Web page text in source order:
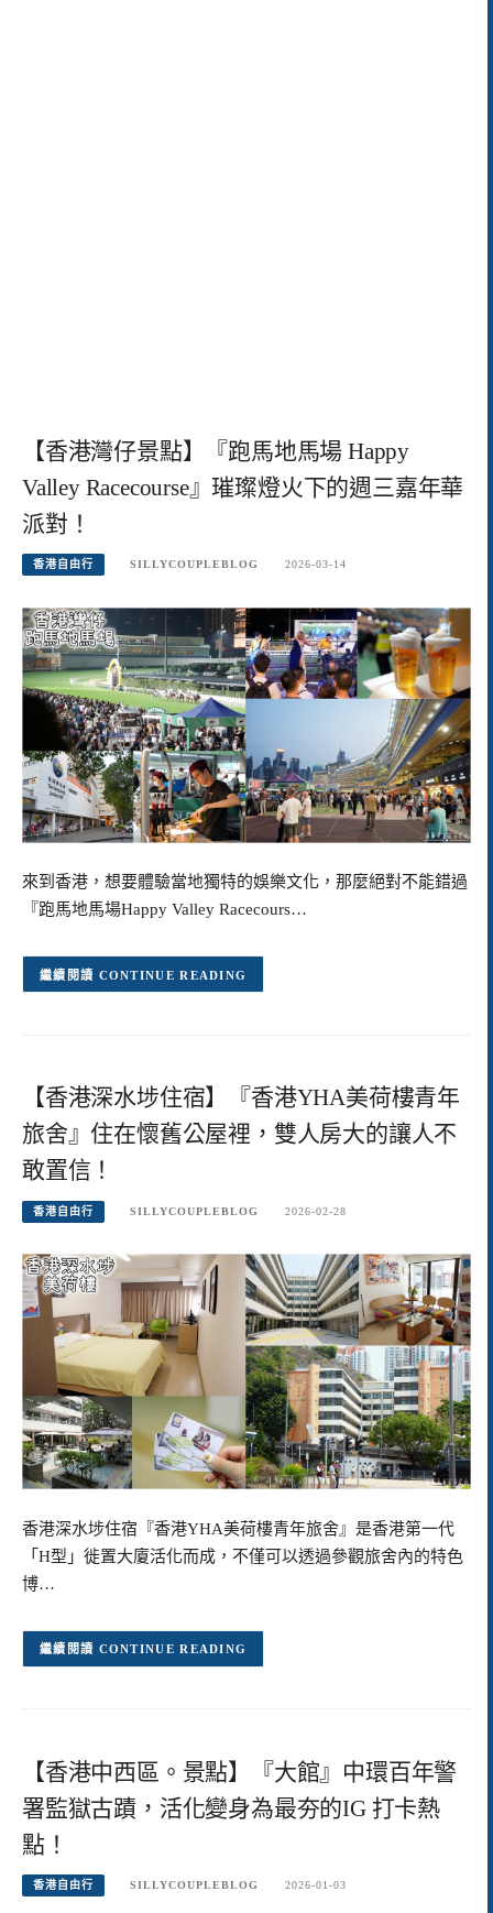
【香港灣仔景點】『跑馬地馬場 Happy
Valley Racecourse』璀璨燈火下的週三嘉年華
派對！
香港自由行 SILLYCOUPLEBLOG 2026-03-14
來到香港，想要體驗當地獨特的娛樂文化，那麼絕對不能錯過
『跑馬地馬場Happy Valley Racecours…
CONTINUE READING
【香港深水埗住宿】『香港YHA美荷樓青年
旅舍』住在懷舊公屋裡，雙人房大的讓人不
敢置信！
香港自由行 SILLYCOUPLEBLOG 2026-02-28
香港深水埗住宿『香港YHA美荷樓青年旅舍』是香港第一代
「H型」徙置大廈活化而成，不僅可以透過參觀旅舍內的特色
博…
CONTINUE READING
【香港中西區。景點】『大館』中環百年警
署監獄古蹟，活化變身為最夯的IG 打卡熱
點！
香港自由行 SILLYCOUPLEBLOG 2026-01-03